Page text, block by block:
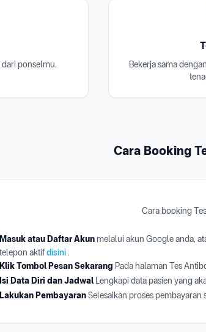
ponselmu.
Bekerja sama
Cara Booking
Cara booking
Masuk atau Daftar Akunmelalui akun Google anda,
telepon aktifdisini.
Klik Tombol Pesan Sekarang Pada halaman Tes
Isi Data Diri dan Jadwal Lengkapi data pasien yang
Lakukan PembayaranSelesaikan proses